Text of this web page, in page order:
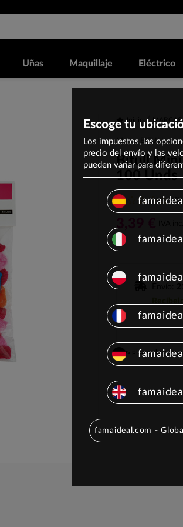
Uñas Maquillaje Eléctrico
Inicio MARCAS
Marca: BIFULL
Bifull Mini
100 Unds
(0)
3,39 €
Envío:
Los plazos de
Escoge tu
Los impuestos, las
precio del envío y las
pueden variar para
famaideal.com -